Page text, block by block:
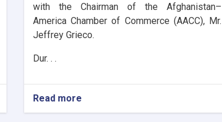
with the Chairman of the Afghanistan–
America Chamber of Commerce (AACC), Mr.
Jeffrey Grieco.
Dur. . .
Read more